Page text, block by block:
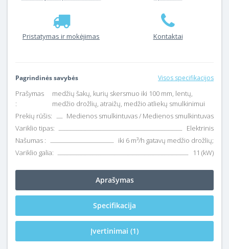
Pristatymas ir mokėjimas Kontaktai
Pagrindinės savybės Visos specifikacijos
Prašymas
:
medžių šakų, kurių skersmuo iki 100 mm, lentų,
medžio drožlių, atraižų, medžio atliekų smulkinimui
Prekių rūšis:
Medienos smulkintuvas / Medienos smulkintuvas
Variklio tipas:
Elektrinis
Našumas :
iki 6 m³/h gatavų medžio drožlių;
Variklio galia:
11 (kW)
Aprašymas
Specifikacija
Įvertinimai (1)